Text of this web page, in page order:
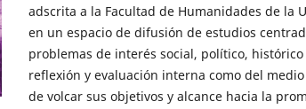
adscrita a la Facultad de Humanidades de la
en un espacio de difusión de estudios
problemas de interés social, político,
reflexión y evaluación interna como del
de volcar sus objetivos y alcance hacia la